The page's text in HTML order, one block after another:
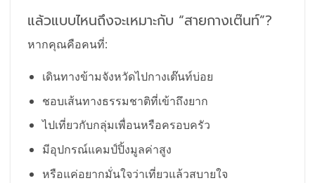
แล้วแบบไหนถึงจะเหมาะกับ “สายกางเต๊นท์”?
หากคุณคือคนที่:
เดินทางข้ามจังหวัดไปกางเต๊นท์บ่อย
ชอบเส้นทางธรรมชาติที่เข้าถึงยาก
ไปเที่ยวกับกลุ่มเพื่อนหรือครอบครัว
มีอุปกรณ์แคมป์ปิ้งมูลค่าสูง
หรือแค่อยากมั่นใจว่าเที่ยวแล้วสบายใจ